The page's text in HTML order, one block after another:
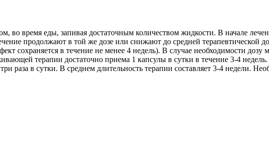
во время еды, запивая достаточным количеством жидкости. В начале
продолжают в той же дозе или снижают до средней терапевтической
сохраняется в течение не менее 4 недель). В случае необходимости
терапии достаточно приема 1 капсулы в сутки в течение 3-4
раза в сутки. В среднем длительность терапии составляет 3-4 недели.